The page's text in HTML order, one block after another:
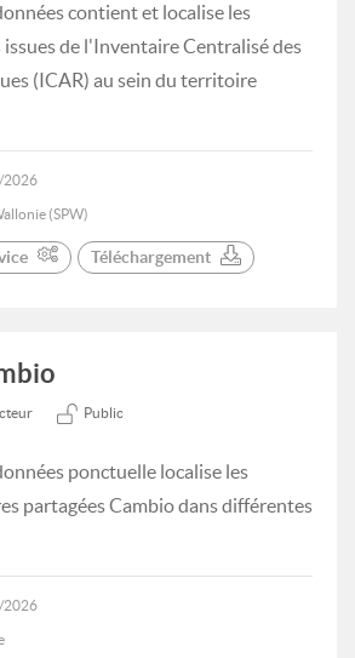
contient et localise les
issues de l'Inventaire Centralisé des
(ICAR) au sein du territoire
2026
(SPW)
Téléchargement
Public
ponctuelle localise les
partagées Cambio dans différentes
2026